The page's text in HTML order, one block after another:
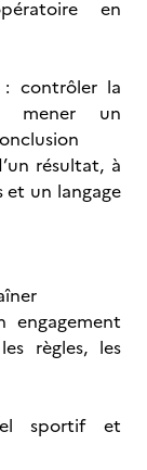
en
contrôler la
mener un
résultat, à
et un langage
engagement
règles, les
sportif et